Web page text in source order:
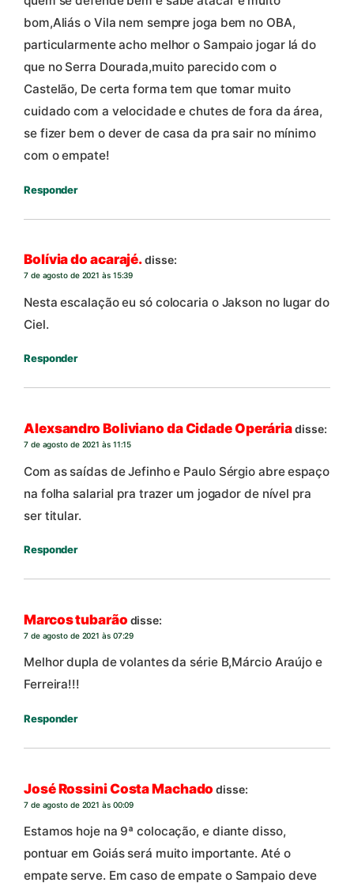
bom,Aliás o Vila nem sempre joga bem no OBA,
particularmente acho melhor o Sampaio jogar lá do
que no Serra Dourada,muito parecido com o
Castelão, De certa forma tem que tomar muito
cuidado com a velocidade e chutes de fora da área,
se fizer bem o dever de casa da pra sair no mínimo
com o empate!
Responder
Bolívia do acarajé.disse:
7 de agosto de 2021 às 15:39
Nesta escalação eu só colocaria o Jakson no lugar do
Ciel.
Responder
Alexsandro Boliviano da Cidade Operáriadisse:
7 de agosto de 2021 às 11:15
Com as saídas de Jefinho e Paulo Sérgio abre espaço
na folha salarial pra trazer um jogador de nível pra
ser titular.
Responder
Marcos tubarão disse:
7 de agosto de 2021 às 07:29
Melhor dupla de volantes da série B,Márcio Araújo e
Ferreira!!!
Responder
José Rossini Costa Machado disse:
7 de agosto de 2021 às 00:09
Estamos hoje na 9ª colocação, e diante disso,
pontuar em Goiás será muito importante. Até o
empate serve. Em caso de empate o Sampaio deve